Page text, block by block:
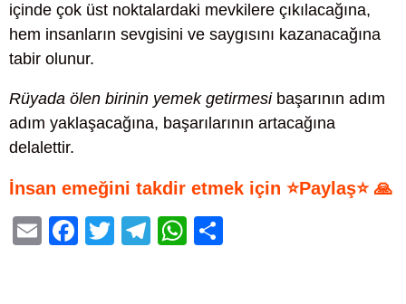
içinde çok üst noktalardaki mevkilere çıkılacağına,
hem insanların sevgisini ve saygısını kazanacağına
tabir olunur.
Rüyada ölen birinin yemek getirmesibaşarının adım
adım yaklaşacağına, başarılarının artacağına
delalettir.
İnsan emeğini takdir etmek için ⭐Paylaş⭐ 🙏
E
F
T
T
W